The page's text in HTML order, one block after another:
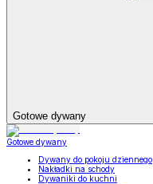
Gotowe dywany
Gotowe dywany
Dywany do pokoju dziennego
Nakładki na schody
Dywaniki do kuchni